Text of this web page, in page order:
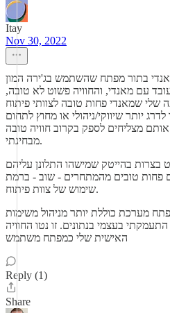
Itay
Nov 30, 2022
שלי על מאנדי בתור מפתח שהשתמש בג'ירה המון
עם מאנדי, והחוויה פשוט לא טובה,
שמאנדי פחות טובה לצוותי פיתוח
יותר שיווקי/ניהולי או מחוץ לתחום
מצליחים לספק בקרוב חוויה טובה
מבחינתי.
בצרות בהייטק שמישהו התלונן עליהם
היו שהם פחות טובים מהמתחרים - שוב - ברמת
שימוש של צוות פיתוח.
מערכת כוללת יותר מניהול משימות
בעצמי בנתונים. זו נטו החוויה
האישית שלי כמפתח משתמש
Reply (1)
Share